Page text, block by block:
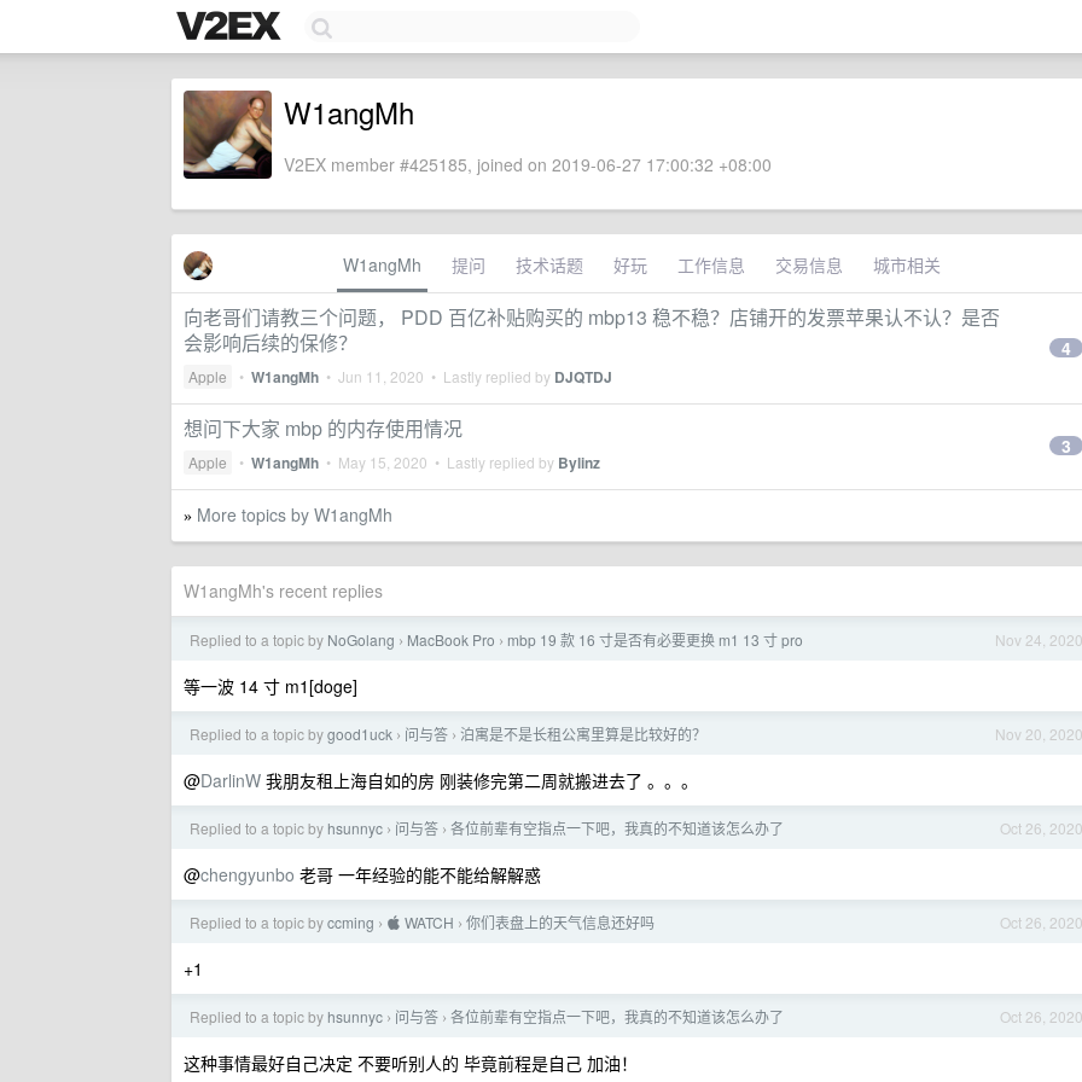
W1angMh
V2EX member #425185, joined on 2019-06-27 17:00:32 +08:00
W1angMh 提问 技术话题 好玩 工作信息 交易信息 城市相关
向老哥们请教三个问题， PDD 百亿补贴购买的 mbp13 稳不稳？店铺开的发票苹果认不认？是否
会影响后续的保修？
Apple • W1angMh • Jun 11, 2020 • Lastly replied by DJQTDJ
4
想问下大家 mbp 的内存使用情况
Apple • W1angMh • May 15, 2020 • Lastly replied by Bylinz
3
» More topics by W1angMh
W1angMh's recent replies
Nov 24, 2020
Replied to a topic by NoGolang › MacBook Pro › mbp 19 款 16 寸是否有必要更换 m1 13 寸 pro
等一波 14 寸 m1[doge]
Nov 20, 2020
Replied to a topic bygood1uck › 问与答 › 泊寓是不是长租公寓里算是比较好的？
@DarlinW 我朋友租上海自如的房 刚装修完第二周就搬进去了 。。。
Oct 26, 2020
Replied to a topic by hsunnyc › 问与答 › 各位前辈有空指点一下吧，我真的不知道该怎么办了
@chengyunbo 老哥 一年经验的能不能给解解惑
Oct 26, 2020
Replied to a topic byccming ›  WATCH › 你们表盘上的天气信息还好吗
+1
Oct 26, 2020
Replied to a topic by hsunnyc › 问与答 › 各位前辈有空指点一下吧，我真的不知道该怎么办了
这种事情最好自己决定 不要听别人的 毕竟前程是自己 加油！